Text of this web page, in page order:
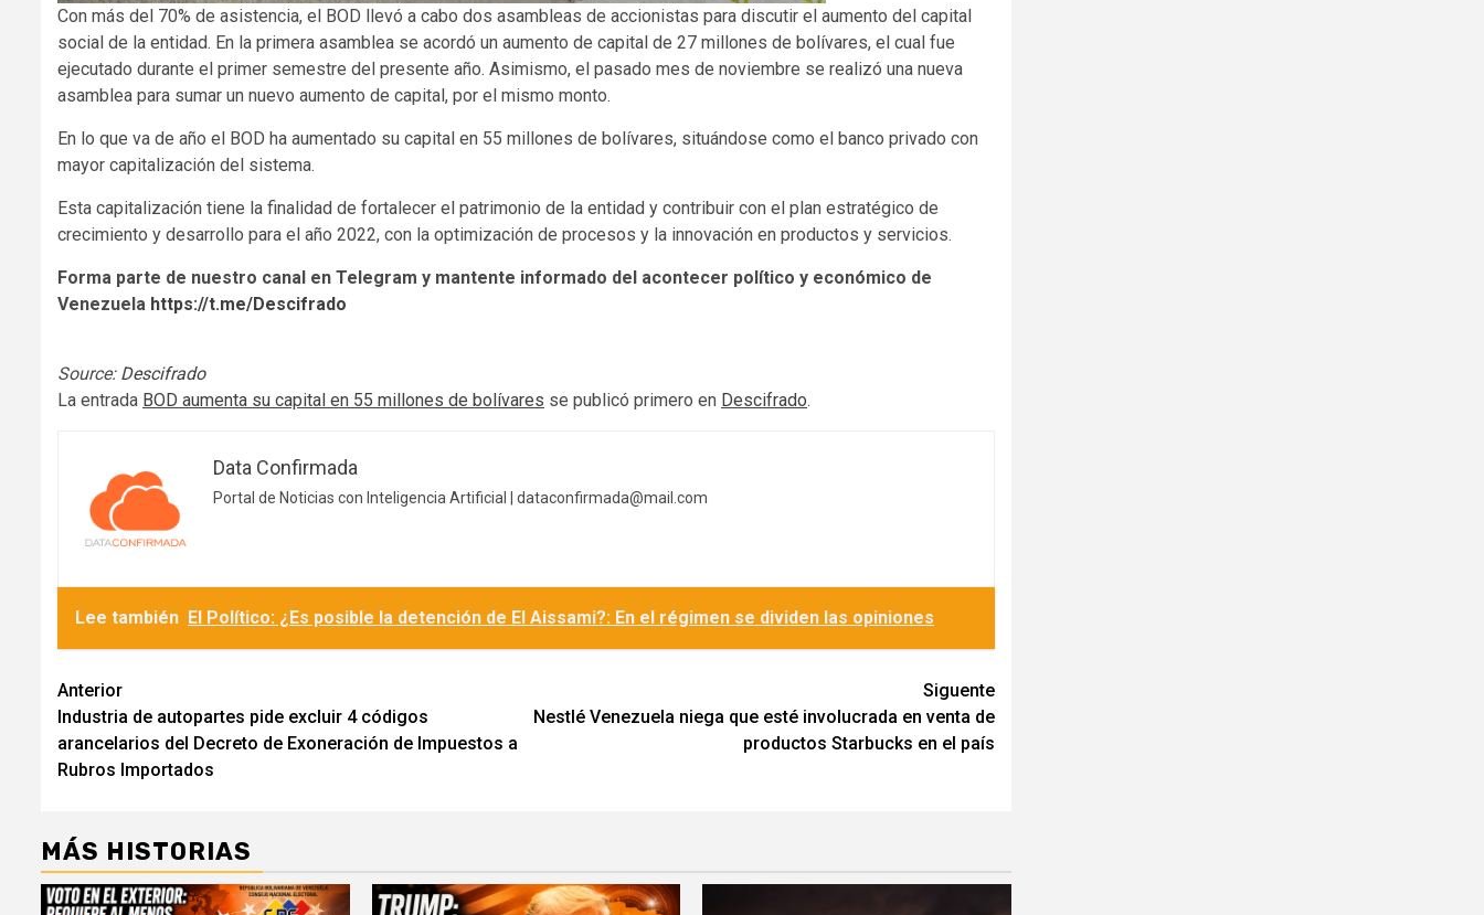
Con más del 70% de asistencia, el BOD llevó a cabo dos asambleas de accionistas para discutir el aumento del capital
social de la entidad. En la primera asamblea se acordó un aumento de capital de 27 millones de bolívares, el cual fue
ejecutado durante el primer semestre del presente año. Asimismo, el pasado mes de noviembre se realizó una nueva
asamblea para sumar un nuevo aumento de capital, por el mismo monto.
En lo que va de año el BOD ha aumentado su capital en 55 millones de bolívares, situándose como el banco privado con
mayor capitalización del sistema.
Esta capitalización tiene la finalidad de fortalecer el patrimonio de la entidad y contribuir con el plan estratégico de
crecimiento y desarrollo para el año 2022, con la optimización de procesos y la innovación en productos y servicios.
Forma parte de nuestro canal en Telegram y mantente informado del acontecer político y económico de
Venezuela https://t.me/Descifrado
Source: Descifrado
La entrada BOD aumenta su capital en 55 millones de bolívares se publicó primero en Descifrado.
Data Confirmada
Portal de Noticias con Inteligencia Artificial | dataconfirmada@mail.com
Lee también El Político: ¿Es posible la detención de El Aissami?: En el régimen se dividen las opiniones
Navegación
de
entradas
Anterior
Industria de autopartes pide excluir 4 códigos
arancelarios del Decreto de Exoneración de Impuestos a
Rubros Importados
Siguente
Nestlé Venezuela niega que esté involucrada en venta de
productos Starbucks en el país
MÁS HISTORIAS